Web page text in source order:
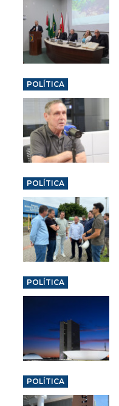
POLÍTICA
POLÍTICA
POLÍTICA
POLÍTICA